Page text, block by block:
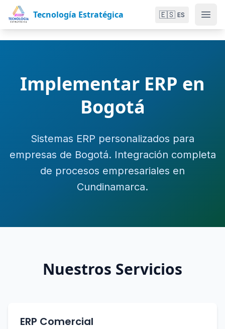
Tecnología Estratégica 🇪🇸 ES
Implementar ERP en
Bogotá
Sistemas ERP personalizados para
empresas de Bogotá. Integración completa
de procesos empresariales en
Cundinamarca.
Nuestros Servicios
ERP Comercial